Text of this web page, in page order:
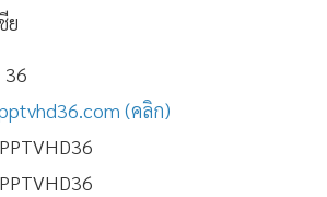
ย
36
(คลิก)